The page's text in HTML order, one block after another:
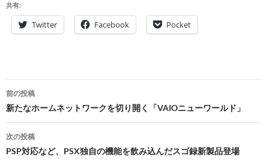
共有:
Twitter Facebook Pocket
投
稿
ナ
ビ
前の投稿
新たなホームネットワークを切り開く「VAIOニューワールド」
次の投稿
PSP対応など、PSX独自の機能を飲み込んだスゴ録新製品登場